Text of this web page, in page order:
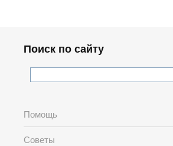
Поиск по сайту
Помощь
Советы